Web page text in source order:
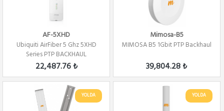
AF-5XHD
Ubiquiti AirFiber 5 Ghz 5XHD
Series PTP BACKHAUL
22,487.76 ₺
Mimosa-B5
MIMOSA B5 1Gbit PTP Backhaul
39,804.28 ₺
YOLDA YOLDA